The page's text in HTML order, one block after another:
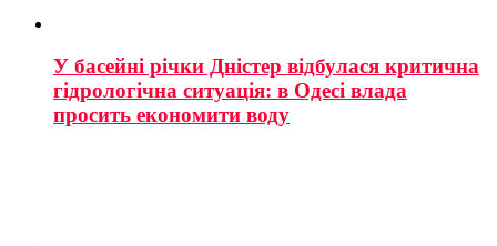
У басейні річки Дністер відбулася критична
гідрологічна ситуація: в Одесі влада
просить економити воду